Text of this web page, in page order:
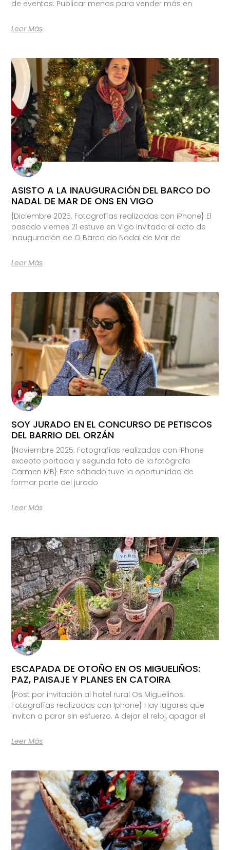
de eventos: Publicar menos para vender más en
Leer Más
ASISTO A LA INAUGURACIÓN DEL BARCO DO
NADAL DE MAR DE ONS EN VIGO
{Diciembre 2025. Fotografías realizadas con iPhone} El
pasado viernes 21 estuve en Vigo invitada al acto de
inauguración de O Barco do Nadal de Mar de
Leer Más
SOY JURADO EN EL CONCURSO DE PETISCOS
DEL BARRIO DEL ORZÁN
{Noviembre 2025. Fotografías realizadas con iPhone
excepto portada y segunda foto de la fotógrafa
Carmen MB} Este sábado tuve la oportunidad de
formar parte del jurado
Leer Más
ESCAPADA DE OTOÑO EN OS MIGUELIÑOS:
PAZ, PAISAJE Y PLANES EN CATOIRA
{Post por invitación al hotel rural Os Migueliños.
Fotografías realizadas con Iphone} Hay lugares que
invitan a parar sin esfuerzo. A dejar el reloj, apagar el
Leer Más